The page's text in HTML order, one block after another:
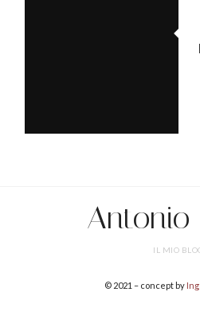
Antonio
IL MIO
© 2021 – concept by